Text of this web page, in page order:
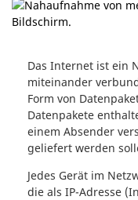
Das Internet ist ein
miteinander
Form von
Datenpakete
einem Absender
geliefert werden
Jedes Gerät im
die als IP-Adresse